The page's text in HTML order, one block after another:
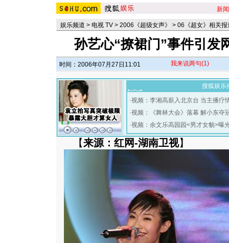
新闻
娱乐频道 > 电视 TV > 2006《超级女声》 > 06《超女》相关报
孙艺心“撩裙门”事件引发
时间：2006年07月27日11:01 我来说两句(1)
搜狐娱乐
·视频：李湘高薪入北京台 当主播疗
·视频：《舞林大会》落幕 解小东夺
·视频：余文乐高园园<男才女貌>曝
【来源：红网-湖南卫视】